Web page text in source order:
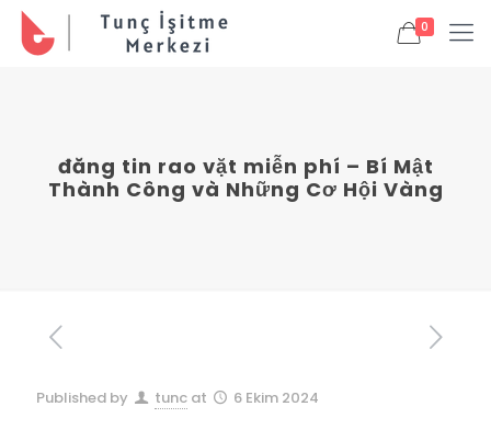
0
đăng tin rao vặt miễn phí – Bí Mật
Thành Công và Những Cơ Hội Vàng
Published by tunc at 6 Ekim 2024